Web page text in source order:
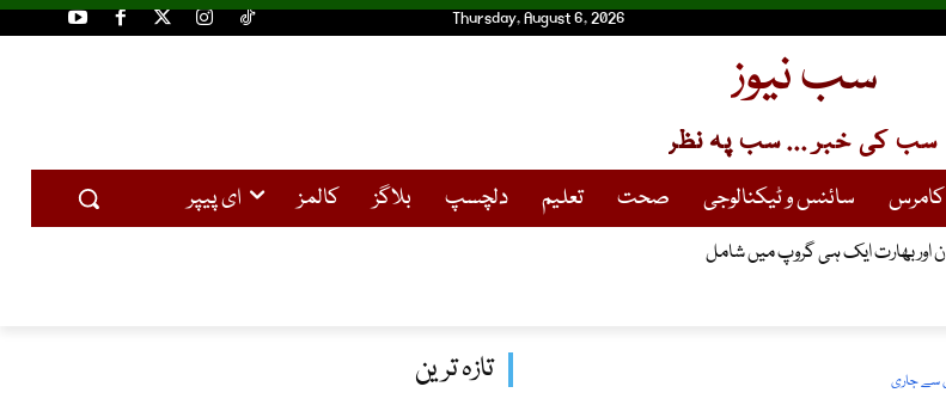
Thursday, August 6, 2026
سب نیوز
سب کی خبر ... سب پہ نظر
کامرس سائنس و ٹیکنالوجی صحت تعلیم دلچسپ بلاگز کالمز ای پیپر
تازہ ترین